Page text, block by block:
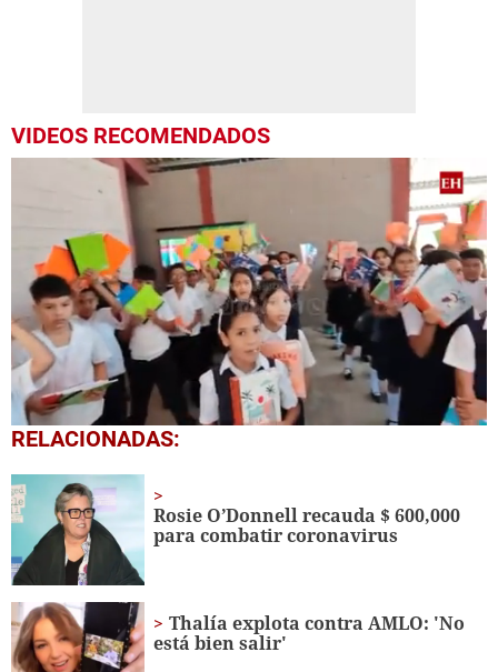
VIDEOS RECOMENDADOS
0
seconds
1
minute,
56
seconds
RELACIONADAS:
Rosie O’Donnell recauda $ 600,000
para combatir coronavirus
Thalía explota contra AMLO: 'No
está bien salir'